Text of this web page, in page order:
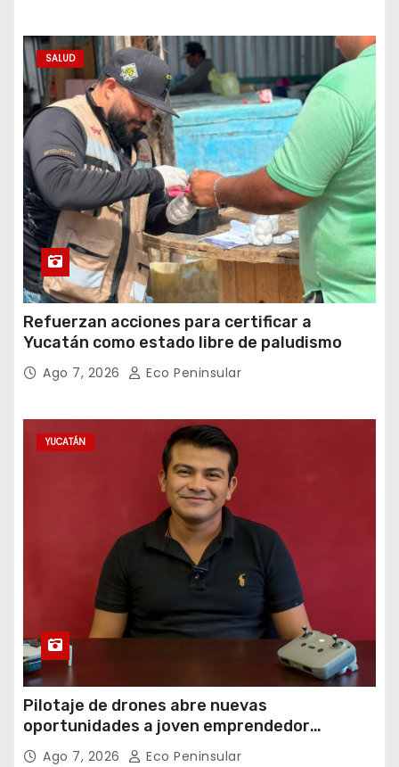
SALUD
Refuerzan acciones para certificar a
Yucatán como estado libre de paludismo
Ago 7, 2026 Eco Peninsular
YUCATÁN
Pilotaje de drones abre nuevas
oportunidades a joven emprendedor
yucateco
Ago 7, 2026 Eco Peninsular